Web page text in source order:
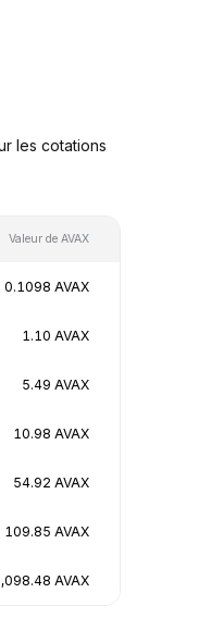
les cotations
Valeur de AVAX
0.1098 AVAX
1.10 AVAX
5.49 AVAX
10.98 AVAX
54.92 AVAX
109.85 AVAX
AVAX